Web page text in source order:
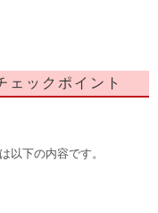
ェックポイント
以下の内容です。